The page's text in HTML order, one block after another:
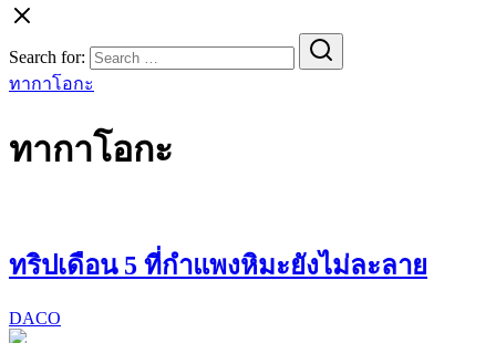
Search for:
ทากาโอกะ
ทากาโอกะ
ทริปเดือน 5 ที่กำแพงหิมะยังไม่ละลาย
DACO